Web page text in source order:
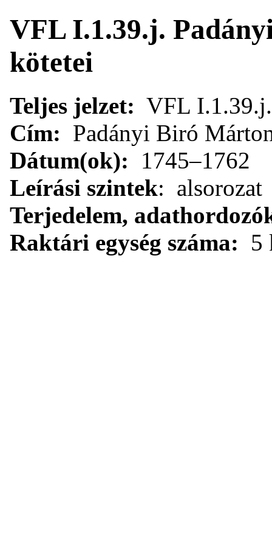
VFL I.1.39.j.
kötetei
Teljes jelzet: VFL I.1.39.j.
Cím: Padányi Biró
Dátum(ok): 1745–1762
Leírási szintek: alsorozat
Terjedelem,
Raktári egység száma: 5